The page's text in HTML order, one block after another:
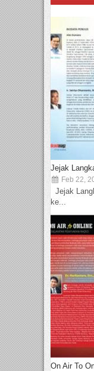
Jejak
Feb 22,
Jejak
ke...
On Air To